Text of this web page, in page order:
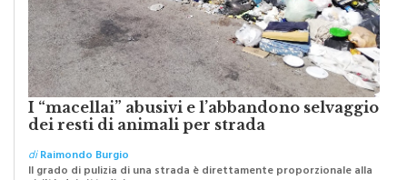
I “macellai” abusivi e l’abbandono selvaggio
dei resti di animali per strada
diRaimondo Burgio
Il grado di pulizia di una strada è direttamente proporzionale alla
civiltà dei cittadini